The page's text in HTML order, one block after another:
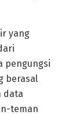
yang
pengungsi
berasal
data
teman